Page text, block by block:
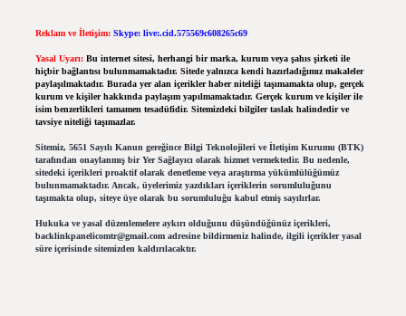
Reklam ve İletişim: Skype: live:.cid.575569c608265c69
Yasal Uyarı: Bu internet sitesi, herhangi bir marka, kurum veya şahıs şirketi ile
hiçbir bağlantısı bulunmamaktadır. Sitede yalnızca kendi hazırladığımız makaleler
paylaşılmaktadır. Burada yer alan içerikler haber niteliği taşımamakta olup, gerçek
kurum ve kişiler hakkında paylaşım yapılmamaktadır. Gerçek kurum ve kişiler ile
isim benzerlikleri tamamen tesadüfidir. Sitemizdeki bilgiler taslak halindedir ve
tavsiye niteliği taşımazlar.
Sitemiz, 5651 Sayılı Kanun gereğince Bilgi Teknolojileri ve İletişim Kurumu (BTK)
tarafından onaylanmış bir Yer Sağlayıcı olarak hizmet vermektedir. Bu nedenle,
sitedeki içerikleri proaktif olarak denetleme veya araştırma yükümlülüğümüz
bulunmamaktadır. Ancak, üyelerimiz yazdıkları içeriklerin sorumluluğunu
taşımakta olup, siteye üye olarak bu sorumluluğu kabul etmiş sayılırlar.
Hukuka ve yasal düzenlemelere aykırı olduğunu düşündüğünüz içerikleri,
backlinkpanelicomtr@gmail.comadresine bildirmeniz halinde, ilgili içerikler yasal
süre içerisinde sitemizden kaldırılacaktır.